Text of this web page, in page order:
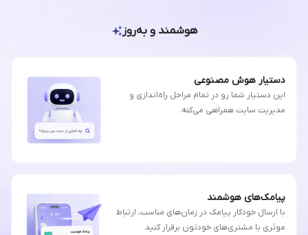
هوشمند و به‌روز
دستیار هوش مصنوعی
این دستیار شما رو در تمام مراحل راه‌اندازی و
مدیریت سایت همراهی می‌کنه.
پیامک‌های هوشمند
با ارسال خودکار پیامک در زمان‌های مناسب، ارتباط
موثری با مشتری‌های خودتون برقرار کنید.